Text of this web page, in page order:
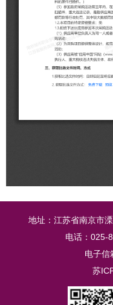
地址：江苏省南京市
电话：025-
电子信
苏